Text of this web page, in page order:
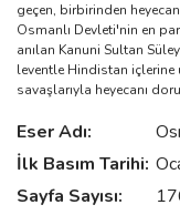
geçen, birbirinden
Osmanlı Devleti′nin en
anılan Kanuni Sultan
leventle Hindistan içlerine
savaşlarıyla heyecanı
Eser Adı:
İlk Basım Tarihi:
Sayfa Sayısı: